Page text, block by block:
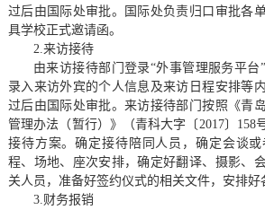
过后由国际处审批。国际处负责归口审批各
具学校正式邀请函。
2.来访接待
由来访接待部门登录“外事管理服务平台
录入来访外宾的个人信息及来访日程安排等
过后由国际处审批。来访接待部门按照《青
管理办法（暂行）》（青科大字〔2017〕158
接待方案。确定接待陪同人员，确定会谈
程、场地、座次安排，确定好翻译、摄影、
关人员，准备好签约仪式的相关文件，安排好
3.财务报销